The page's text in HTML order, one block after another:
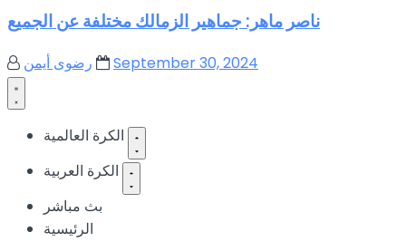
ناصر ماهر: جماهير الزمالك مختلفة عن الجميع
رضوى أيمن September 30, 2024
بث مباشر
الرئيسية